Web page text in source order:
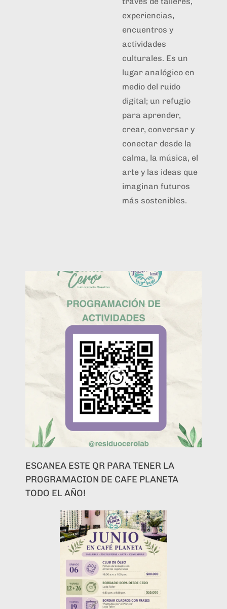
experiencias,
encuentros y
actividades
culturales. Es un
lugar analógico en
medio del ruido
digital; un refugio
para aprender,
crear, conversar y
conectar desde la
calma, la música, el
arte y las ideas que
imaginan futuros
más sostenibles.
ESCANEA ESTE QR PARA TENER LA
PROGRAMACION DE CAFE PLANETA
TODO EL AÑO!